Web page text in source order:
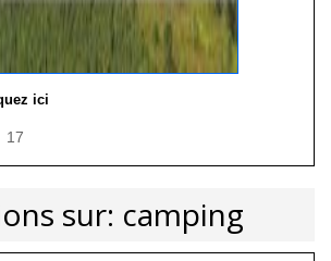
ici
17
sur: camping